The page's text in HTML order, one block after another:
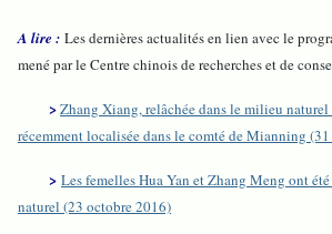
A lire : Les dernières actualités en lien avec le
mené par le Centre chinois de recherches et de
>Zhang Xiang, relâchée dans le milieu naturel
récemment localisée dans le comté de Mianning
> Les femelles Hua Yan et Zhang Meng ont
naturel (23 octobre 2016)